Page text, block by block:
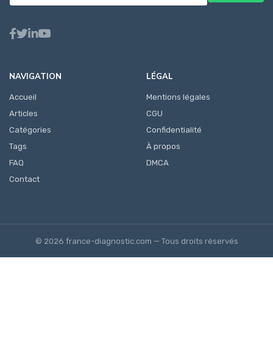
NAVIGATION
Accueil
Articles
Catégories
Tags
FAQ
Contact
LÉGAL
Mentions légales
CGU
Confidentialité
À propos
DMCA
© 2026 france-diagnostic.com — Tous droits réservés